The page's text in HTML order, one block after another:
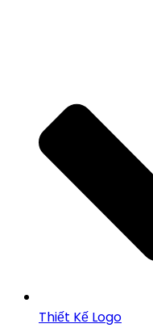
Thiết Kế Logo